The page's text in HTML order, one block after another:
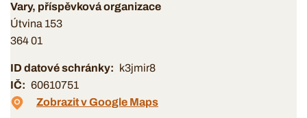
Vary, příspěvková organizace
Útvina 153
364 01
ID datové schránky
k3jmir8
IČ
60610751
Zobrazit v Google Maps